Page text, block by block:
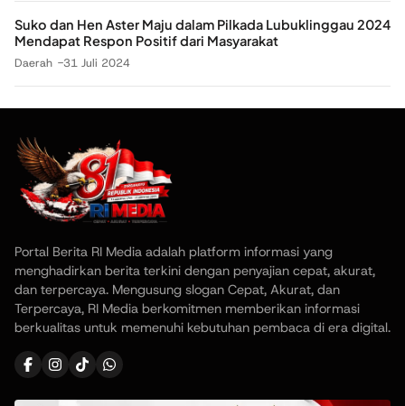
Suko dan Hen Aster Maju dalam Pilkada Lubuklinggau 2024
Mendapat Respon Positif dari Masyarakat
Daerah 31 Juli 2024
Portal Berita RI Media adalah platform informasi yang
menghadirkan berita terkini dengan penyajian cepat, akurat,
dan terpercaya. Mengusung slogan Cepat, Akurat, dan
Terpercaya, RI Media berkomitmen memberikan informasi
berkualitas untuk memenuhi kebutuhan pembaca di era digital.